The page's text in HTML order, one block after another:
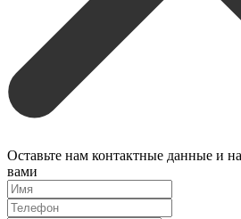
Оставьте нам контактные данные и
вами